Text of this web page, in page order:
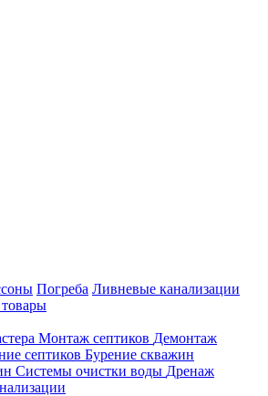
Погреба Ливневые канализации
Монтаж септиков Демонтаж
септиков Бурение скважин
Системы очистки воды Дренаж